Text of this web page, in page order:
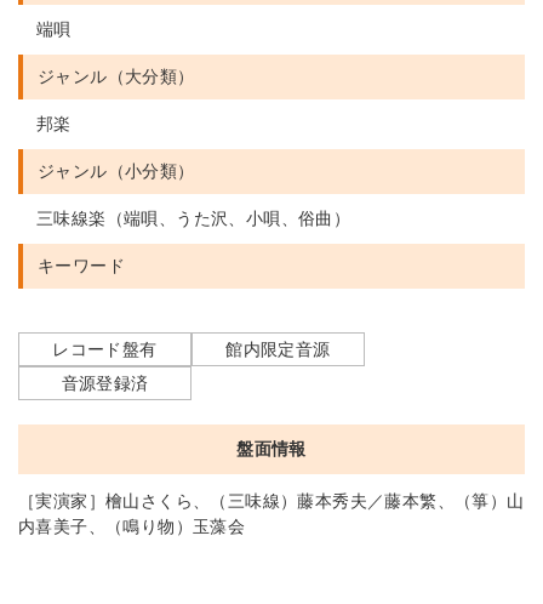
盤面情報
［実演家］檜山さくら、（三味線）藤本秀夫／藤本繁、（箏）山
内喜美子、（鳴り物）玉藻会
端唄
ジャンル（大分類）
邦楽
ジャンル（小分類）
三味線楽（端唄、うた沢、小唄、俗曲）
キーワード
レコード盤有
館内限定音源
音源登録済